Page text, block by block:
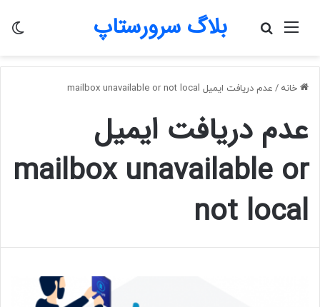
بلاگ سرورستاپ منو
جستجو
خانه / عدم دریافت ایمیل mailbox unavailable or not local
عدم دریافت ایمیل
mailbox unavailable or
not local